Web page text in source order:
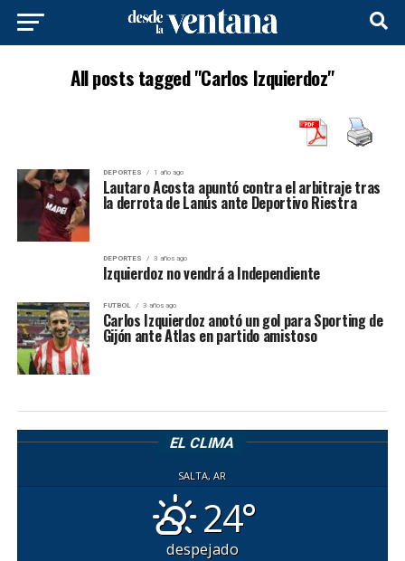
All posts tagged "Carlos Izquierdoz"
DEPORTES 1 año ago
Lautaro Acosta apuntó contra el arbitraje tras
la derrota de Lanús ante Deportivo Riestra
DEPORTES 3 años ago
Izquierdoz no vendrá a Independiente
FUTBOL 3 años ago
Carlos Izquierdoz anotó un gol para Sporting de
Gijón ante Atlas en partido amistoso
EL CLIMA
SALTA, AR
24°
despejado